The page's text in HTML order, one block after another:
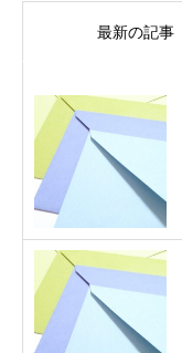
最新の記事